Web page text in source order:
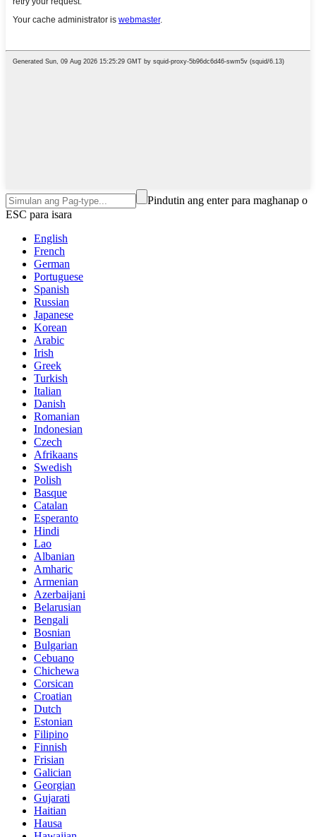
Pindutin ang enter para maghanap o
ESC para isara
English
French
German
Portuguese
Spanish
Russian
Japanese
Korean
Arabic
Irish
Greek
Turkish
Italian
Danish
Romanian
Indonesian
Czech
Afrikaans
Swedish
Polish
Basque
Catalan
Esperanto
Hindi
Lao
Albanian
Amharic
Armenian
Azerbaijani
Belarusian
Bengali
Bosnian
Bulgarian
Cebuano
Chichewa
Corsican
Croatian
Dutch
Estonian
Filipino
Finnish
Frisian
Galician
Georgian
Gujarati
Haitian
Hausa